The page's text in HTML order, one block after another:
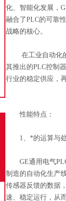
化、智能化发展，
融合了PLC的可靠
战略的核心。
在工业自动化的
其推出的PLC控制
行业的稳定供应，
性能特点：
1、*的运算与处
GE通用电气PLC
制造的自动化生产
传感器反馈的数据
速、稳定运行，从